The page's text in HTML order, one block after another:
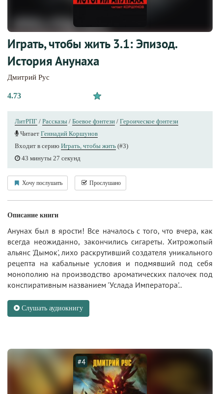
Играть, чтобы жить 3.1: Эпизод.
История Анунаха
Дмитрий Рус
4.73
ЛитРПГ / Рассказы / Боевое фэнтези / Героическое фэнтези
Читает Геннадий Коршунов
Входит в серию Играть, чтобы жить (#3)
43 минуты 27 секунд
Хочу послушать Прослушано
Описание книги
Анунах был в ярости! Все началось с того, что вчера, как
всегда неожиданно, закончились сигареты. Хитрожопый
альянс 'Дымок', лихо раскрутивший создателя уникального
рецепта на кабальные условия и подмявший под себя
монополию на производство ароматических палочек под
конспиративным названием 'Услада Императора'..
Слушать аудиокнигу
#4